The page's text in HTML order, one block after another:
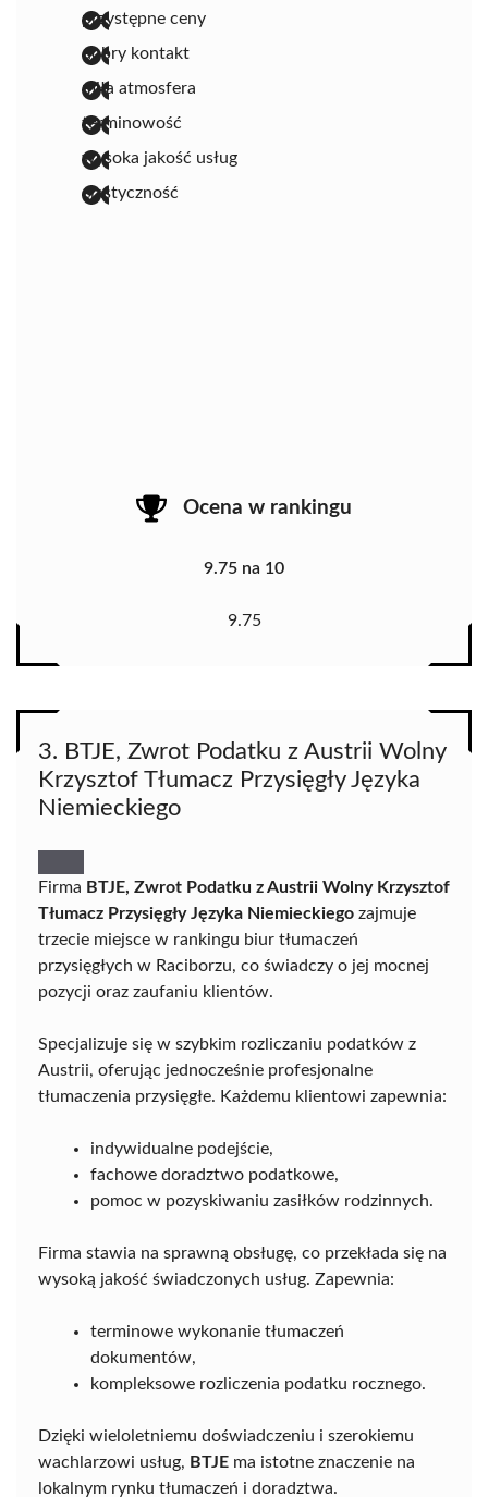
przystępne ceny
dobry kontakt
miła atmosfera
terminowość
wysoka jakość usług
elastyczność
Ocena w rankingu
9.75 na 10
9.75
3. BTJE, Zwrot Podatku z Austrii Wolny
Krzysztof Tłumacz Przysięgły Języka
Niemieckiego
Firma BTJE, Zwrot Podatku z Austrii Wolny Krzysztof
Tłumacz Przysięgły Języka Niemieckiego zajmuje
trzecie miejsce w rankingu biur tłumaczeń
przysięgłych w Raciborzu, co świadczy o jej mocnej
pozycji oraz zaufaniu klientów.
Specjalizuje się w szybkim rozliczaniu podatków z
Austrii, oferując jednocześnie profesjonalne
tłumaczenia przysięgłe. Każdemu klientowi zapewnia:
indywidualne podejście,
fachowe doradztwo podatkowe,
pomoc w pozyskiwaniu zasiłków rodzinnych.
Firma stawia na sprawną obsługę, co przekłada się na
wysoką jakość świadczonych usług. Zapewnia:
terminowe wykonanie tłumaczeń
dokumentów,
kompleksowe rozliczenia podatku rocznego.
Dzięki wieloletniemu doświadczeniu i szerokiemu
wachlarzowi usług, BTJE ma istotne znaczenie na
lokalnym rynku tłumaczeń i doradztwa.